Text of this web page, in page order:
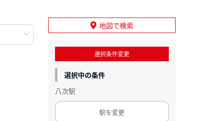
地図で検索
選択条件変更
選択中の条件
八次駅
駅を変更